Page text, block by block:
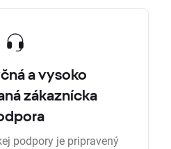
a vysoko
zákaznícka
podpory je pripravený